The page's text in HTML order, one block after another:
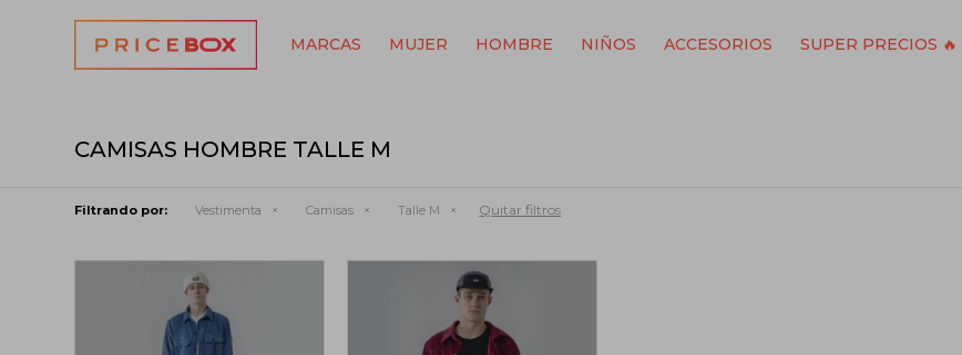
MARCAS MUJER HOMBRE NIÑOS ACCESORIOS SUPER PRECIOS 🔥
CAMISAS HOMBRE TALLE M
Filtrando por: Vestimenta Camisas Talle M Quitar filtros